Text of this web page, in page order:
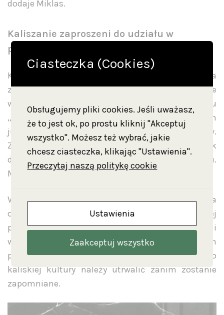
dodaje Miklas.
Kaliszanie zaproszeni do udziału w
projekcie
Każdy, kto ma ciekawe pamiątki lub wspomnienia
związane z muzyką w Kaliszu, już dziś może
włączyć się w projekt. Grupa na Facebooku
„Wystawa Muzyczna MOZK” to miejsce, w którym
już trwa wymiana pomysłów i materiałów.
Zapraszamy do aktywnego udziału w dyskusji. Link
do grupy można znaleźć na naszym Facebooku.
Materiały będą zbierane do końca lutego.
Wystawa „Kaliska Scena Muzyczna” to świetna
okazja, by spojrzeć na nasze miasto z innej
perspektywy i zobaczyć miejsce, które od lat było i
wciąż jest pełne muzycznych emocji i twórczych
pasji. To niedoceniane i niezauważone dziedzictwo
kaliskiej kultury należy utrwalić zanim zostanie
zapomniane.
Ciasteczka (Cookies)
Obsługujemy pliki cookies. Jeśli uważasz,
że to jest ok, po prostu kliknij "Akceptuj
wszystko". Możesz też wybrać, jakie
chcesz ciasteczka, klikając "Ustawienia".
Przeczytaj naszą politykę cookie
Ustawienia
Zaakceptuj wszystko